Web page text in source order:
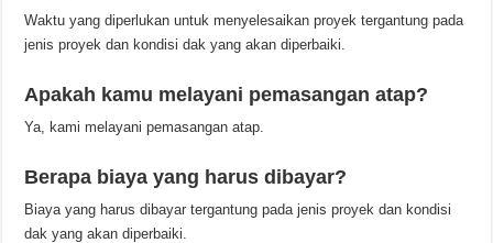
Waktu yang diperlukan untuk menyelesaikan proyek tergantung pada
jenis proyek dan kondisi dak yang akan diperbaiki.
Apakah kamu melayani pemasangan atap?
Ya, kami melayani pemasangan atap.
Berapa biaya yang harus dibayar?
Biaya yang harus dibayar tergantung pada jenis proyek dan kondisi
dak yang akan diperbaiki.